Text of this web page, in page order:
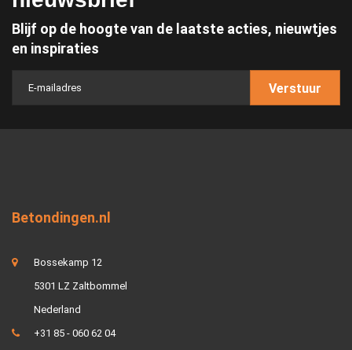
Blijf op de hoogte van de laatste acties, nieuwtjes
en inspiraties
Verstuur
Betondingen.nl
Bossekamp 12
5301 LZ Zaltbommel
Nederland
+31 85 - 060 62 04